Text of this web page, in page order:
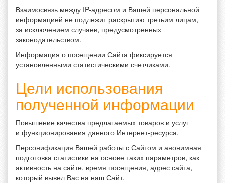
Взаимосвязь между IP-адресом и Вашей персональной
информацией не подлежит раскрытию третьим лицам,
за исключением случаев, предусмотренных
законодательством.
Информация о посещении Сайта фиксируется
установленными статистическими счетчиками.
Цели использования
полученной информации
Повышение качества предлагаемых товаров и услуг
и функционирования данного Интернет-ресурса.
Персонификация Вашей работы с Сайтом и анонимная
подготовка статистики на основе таких параметров, как
активность на сайте, время посещения, адрес сайта,
который вывел Вас на наш Сайт.